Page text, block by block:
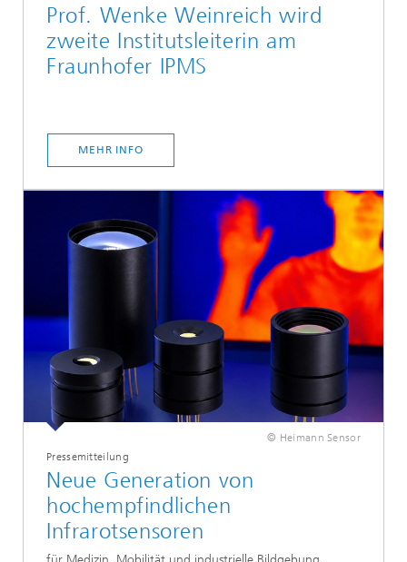
Prof. Wenke Weinreich wird
zweite Institutsleiterin am
Fraunhofer IPMS
MEHR INFO
© Heimann Sensor
Pressemitteilung
Neue Generation von
hochempfindlichen
Infrarotsensoren